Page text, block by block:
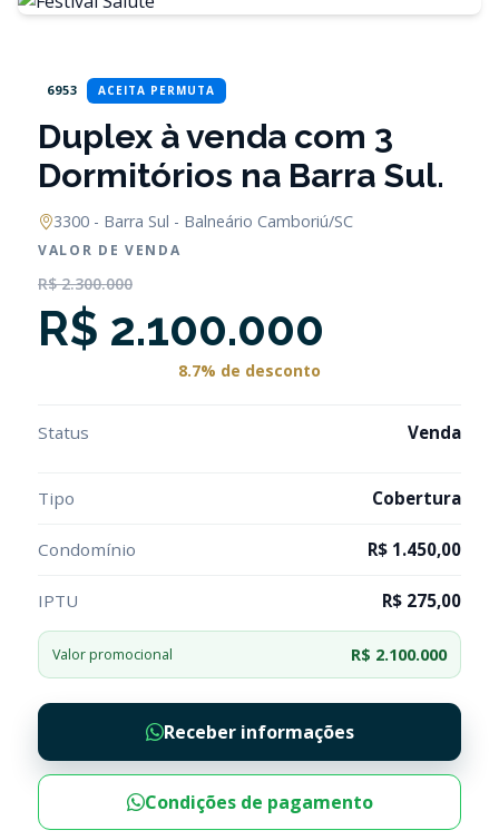
6953 ACEITA PERMUTA
Duplex à venda com 3
Dormitórios na Barra Sul.
3300 - Barra Sul - Balneário Camboriú/SC
VALOR DE VENDA
R$ 2.300.000
R$ 2.100.000
8.7% de desconto
Status Venda
Tipo Cobertura
Condomínio R$ 1.450,00
IPTU R$ 275,00
Valor promocional R$ 2.100.000
Receber informações
Condições de pagamento